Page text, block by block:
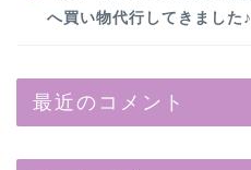
へ買い物代行してきました♪
最近のコメント